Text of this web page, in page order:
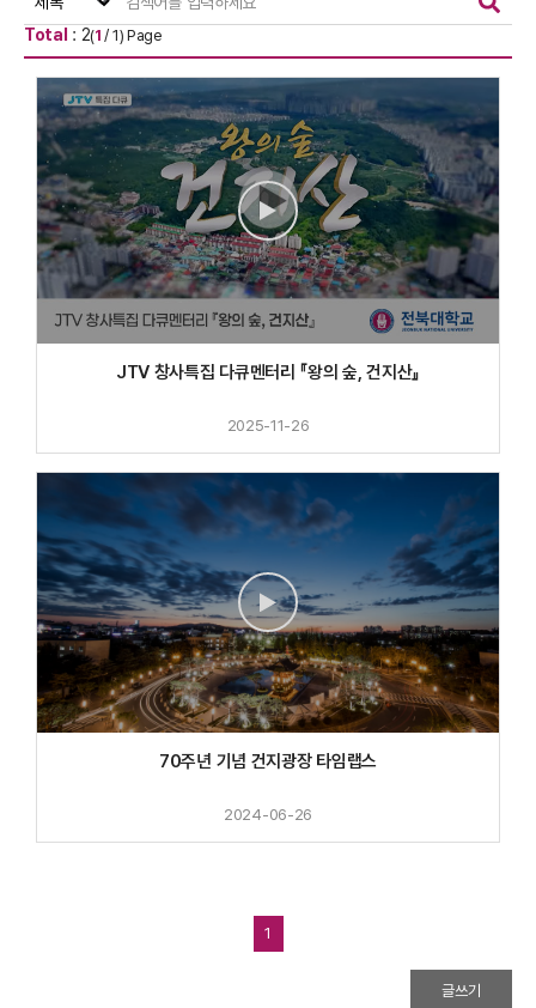
Total : 2(1 / 1) Page
JTV 창사특집 다큐멘터리 『왕의 숲, 건지산』
2025-11-26
70주년 기념 건지광장 타임랩스
2024-06-26
1
글쓰기